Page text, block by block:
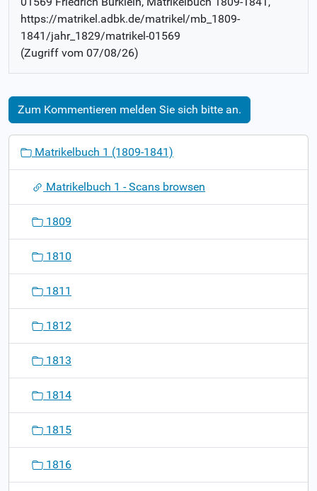
https://matrikel.adbk.de/matrikel/mb_1809-
1841/jahr_1829/matrikel-01569
(Zugriff vom 07/08/26)
Zum Kommentieren melden Sie sich bitte an.
o
Matrikelbuch 1 (1809-1841)
Matrikelbuch 1 - Scans browsen
1809
1810
1811
1812
1813
1814
1815
1816